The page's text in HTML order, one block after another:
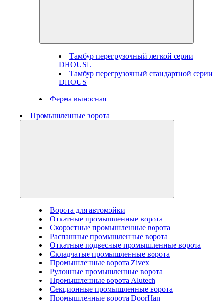
Тамбур перегрузочный легкой серии
DHOUSL
Тамбур перегрузочный стандартной серии
DHOUS
Ферма выносная
Промышленные ворота
Ворота для автомойки
Откатные промышленные ворота
Скоростные промышленные ворота
Распашные промышленные ворота
Откатные подвесные промышленные ворота
Складчатые промышленные ворота
Промышленные ворота Zivex
Рулонные промышленные ворота
Промышленные ворота Alutech
Секционные промышленные ворота
Промышленные ворота DoorHan